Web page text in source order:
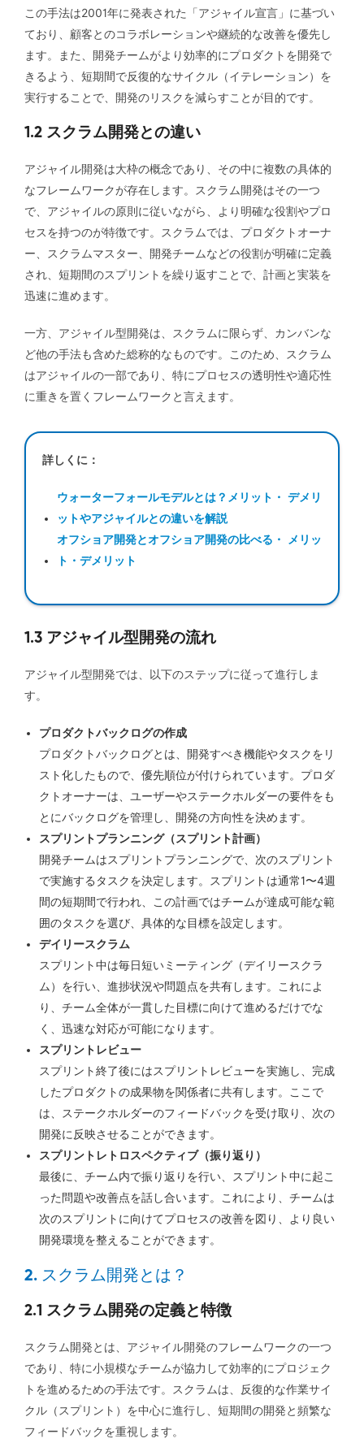
この手法は2001年に発表された「アジャイル宣言」に基づい
ており、顧客とのコラボレーションや継続的な改善を優先し
ます。また、開発チームがより効率的にプロダクトを開発で
きるよう、短期間で反復的なサイクル（イテレーション）を
実行することで、開発のリスクを減らすことが目的です。
1.2 スクラム開発との違い
アジャイル開発は大枠の概念であり、その中に複数の具体的
なフレームワークが存在します。スクラム開発はその一つ
で、アジャイルの原則に従いながら、より明確な役割やプロ
セスを持つのが特徴です。スクラムでは、プロダクトオーナ
ー、スクラムマスター、開発チームなどの役割が明確に定義
され、短期間のスプリントを繰り返すことで、計画と実装を
迅速に進めます。
一方、アジャイル型開発は、スクラムに限らず、カンバンな
ど他の手法も含めた総称的なものです。このため、スクラム
はアジャイルの一部であり、特にプロセスの透明性や適応性
に重きを置くフレームワークと言えます。
詳しくに：
ウォーターフォールモデルとは？メリット・ デメリ
ットやアジャイルとの違いを解説
オフショア開発とオフショア開発の比べる・ メリッ
ト・デメリット
1.3 アジャイル型開発の流れ
アジャイル型開発では、以下のステップに従って進行しま
す。
プロダクトバックログの作成
プロダクトバックログとは、開発すべき機能やタスクをリ
スト化したもので、優先順位が付けられています。プロダ
クトオーナーは、ユーザーやステークホルダーの要件をも
とにバックログを管理し、開発の方向性を決めます。
スプリントプランニング（スプリント計画）
開発チームはスプリントプランニングで、次のスプリント
で実施するタスクを決定します。スプリントは通常1〜4週
間の短期間で行われ、この計画ではチームが達成可能な範
囲のタスクを選び、具体的な目標を設定します。
デイリースクラム
スプリント中は毎日短いミーティング（デイリースクラ
ム）を行い、進捗状況や問題点を共有します。これによ
り、チーム全体が一貫した目標に向けて進めるだけでな
く、迅速な対応が可能になります。
スプリントレビュー
スプリント終了後にはスプリントレビューを実施し、完成
したプロダクトの成果物を関係者に共有します。ここで
は、ステークホルダーのフィードバックを受け取り、次の
開発に反映させることができます。
スプリントレトロスペクティブ（振り返り）
最後に、チーム内で振り返りを行い、スプリント中に起こ
った問題や改善点を話し合います。これにより、チームは
次のスプリントに向けてプロセスの改善を図り、より良い
開発環境を整えることができます。
2. スクラム開発とは？
2.1 スクラム開発の定義と特徴
スクラム開発とは、アジャイル開発のフレームワークの一つ
であり、特に小規模なチームが協力して効率的にプロジェク
トを進めるための手法です。スクラムは、反復的な作業サイ
クル（スプリント）を中心に進行し、短期間の開発と頻繁な
フィードバックを重視します。